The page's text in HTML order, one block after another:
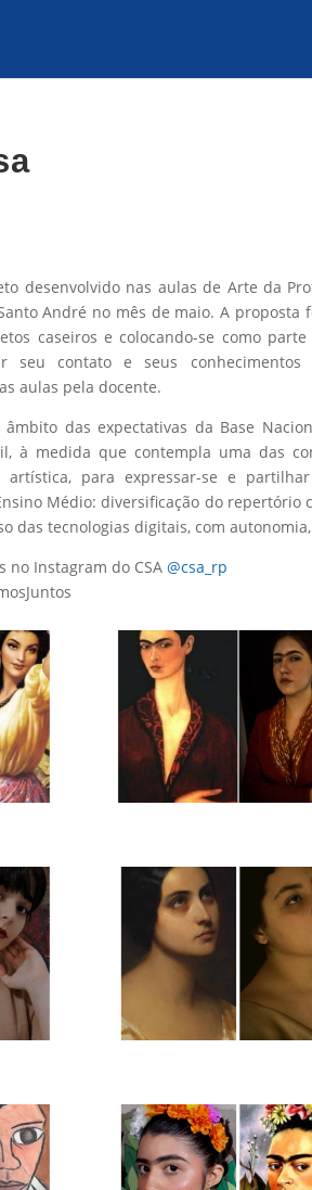
desenvolvido nas aulas de Arte da
André no mês de maio. A
caseiros e colocando-se como
seu contato e seus
aulas pela docente.
das expectativas da Base
à medida que contempla uma das
para expressar-se e
Médio: diversificação do
das tecnologias digitais, com
no Instagram do CSA@csa_rp